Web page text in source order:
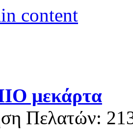
content
μεκάρτα
Πελατών: